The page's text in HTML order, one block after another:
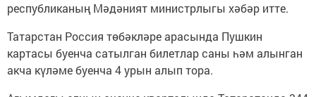
республиканың Мәдәният министрлыгы хәбәр итте.
Татарстан Россия төбәкләре арасында Пушкин
картасы буенча сатылган билетлар саны һәм алынган
акча күләме буенча 4 урын алып тора.